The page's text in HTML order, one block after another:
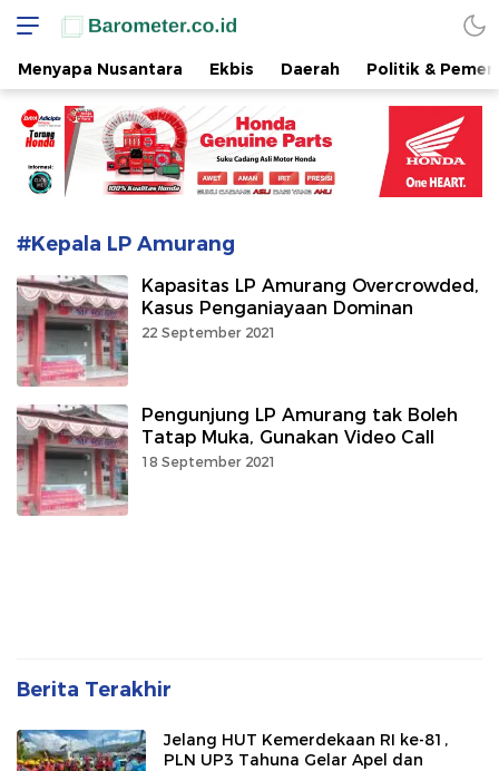
www.barometer.co.id
Berita Terkini di Sulawesi Utara
Menyapa Nusantara Ekbis Daerah Politik &
#Kepala LP Amurang
Kapasitas LP Amurang Overcrowded,
Kasus Penganiayaan Dominan
22 September 2021
Pengunjung LP Amurang tak Boleh
Tatap Muka, Gunakan Video Call
18 September 2021
Berita Terakhir
Jelang HUT Kemerdekaan RI ke-81,
PLN UP3 Tahuna Gelar Apel dan